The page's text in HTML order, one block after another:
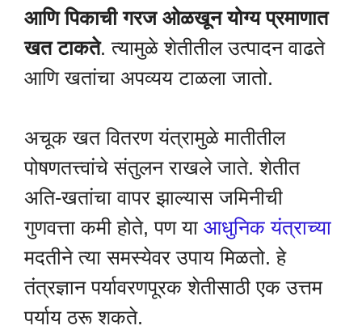
आणि पिकाची गरज ओळखून योग्य प्रमाणात
खत टाकते. त्यामुळे शेतीतील उत्पादन वाढते
आणि खतांचा अपव्यय टाळला जातो.
अचूक खत वितरण यंत्रामुळे मातीतील
पोषणतत्त्वांचे संतुलन राखले जाते. शेतीत
अति-खतांचा वापर झाल्यास जमिनीची
गुणवत्ता कमी होते, पण या आधुनिक यंत्राच्या
मदतीने त्या समस्येवर उपाय मिळतो. हे
तंत्रज्ञान पर्यावरणपूरक शेतीसाठी एक उत्तम
पर्याय ठरू शकते.